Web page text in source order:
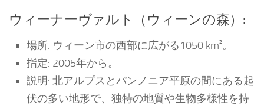
ウィーナーヴァルト（ウィーンの森）:
場所: ウィーン市の西部に広がる1050 km²。
指定: 2005年から。
説明: 北アルプスとパンノニア平原の間にある起
伏の多い地形で、独特の地質や生物多様性を持